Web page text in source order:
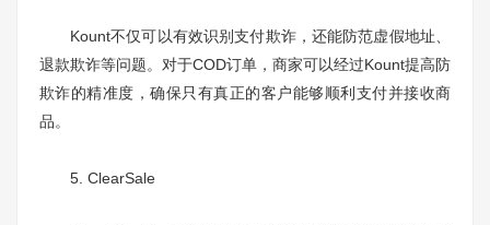
Kount不仅可以有效识别支付欺诈，还能防范虚假地址、
退款欺诈等问题。对于COD订单，商家可以经过Kount提高防
欺诈的精准度，确保只有真正的客户能够顺利支付并接收商
品。
5. ClearSale